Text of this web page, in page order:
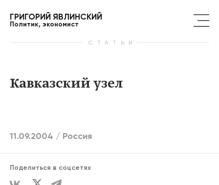
ГРИГОРИЙ ЯВЛИНСКИЙ
Политик, экономист
СТАТЬИ
Кавказский узел
11.09.2004 / Россия
Поделиться в соцсетях